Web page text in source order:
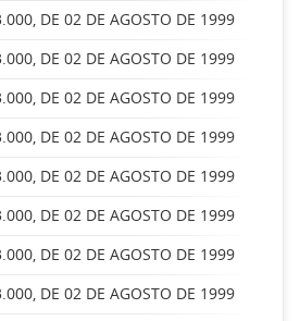
DE 02 DE AGOSTO DE 1999
DE 02 DE AGOSTO DE 1999
DE 02 DE AGOSTO DE 1999
DE 02 DE AGOSTO DE 1999
DE 02 DE AGOSTO DE 1999
DE 02 DE AGOSTO DE 1999
DE 02 DE AGOSTO DE 1999
DE 02 DE AGOSTO DE 1999